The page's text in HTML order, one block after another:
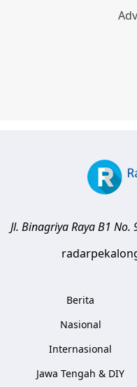
Jl. Binagriya Raya B1 No.
Berita
Nasional
Internasional
Jawa Tengah & DIY